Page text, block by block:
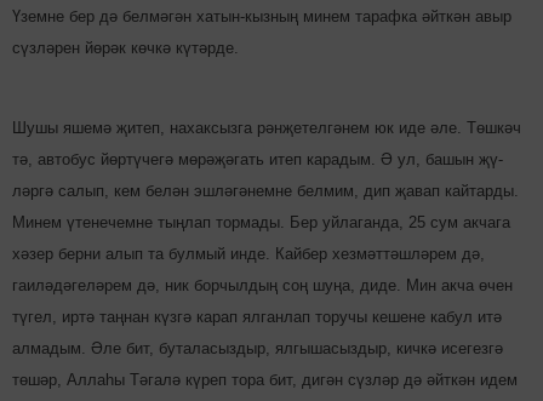
Үзем­не бер дә белмәгән хатын-кыз­ның минем тарафка әйт­кән авыр
сүзлә­рен йөрәк көчкә күтәрде.
Шушы яшемә җитеп, нахаксызга рәнҗетелгәнем юк иде әле. Төшкәч
тә, автобус йөртүчегә мөрәҗәгать итеп карадым. Ә ул, башын җү­
ләргә салып, кем белән эшлә­гәнемне белмим, дип җавап кайтарды.
Минем үтенечем­не тыңлап тормады. Бер уйлаганда, 25 сум акчага
хәзер берни алып та булмый инде. Кайбер хез­мәттәшләрем дә,
гаиләдәгеләрем дә, ник борчылдың соң шуңа, диде. Мин акча өчен
түгел, иртә таңнан күзгә карап ялганлап торучы кешене кабул итә
алмадым. Әле бит, буталасыздыр, ялгышасыздыр, кичкә исегезгә
төшәр, Аллаһы Тәгалә күреп тора бит, дигән сүзләр дә әйткән идем